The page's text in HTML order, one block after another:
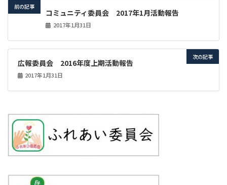
前の記事
コミュニティ委員会 2017年1月活動報告
2017年1月31日
次の記事
広報委員会 2016年度上期活動報告
2017年1月31日